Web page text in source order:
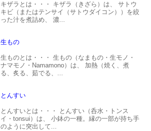
キザラとは・・・ キザラ（きざら）は、 サトウ
キビ（またはテンサイ（サトウダイコン））を絞
った汁を煮詰め、 濃...
生もの
生ものとは・・・ 生もの（なまもの・生モノ・
ナマモノ・Namamono）は、 加熱（焼く、煮
る、炙る、茹でる、...
とんすい
とんすいとは・・・ とんすい（呑水・トンス
イ・tonsui）は、 小鉢の一種。縁の一部が持ち手
のように突出して...